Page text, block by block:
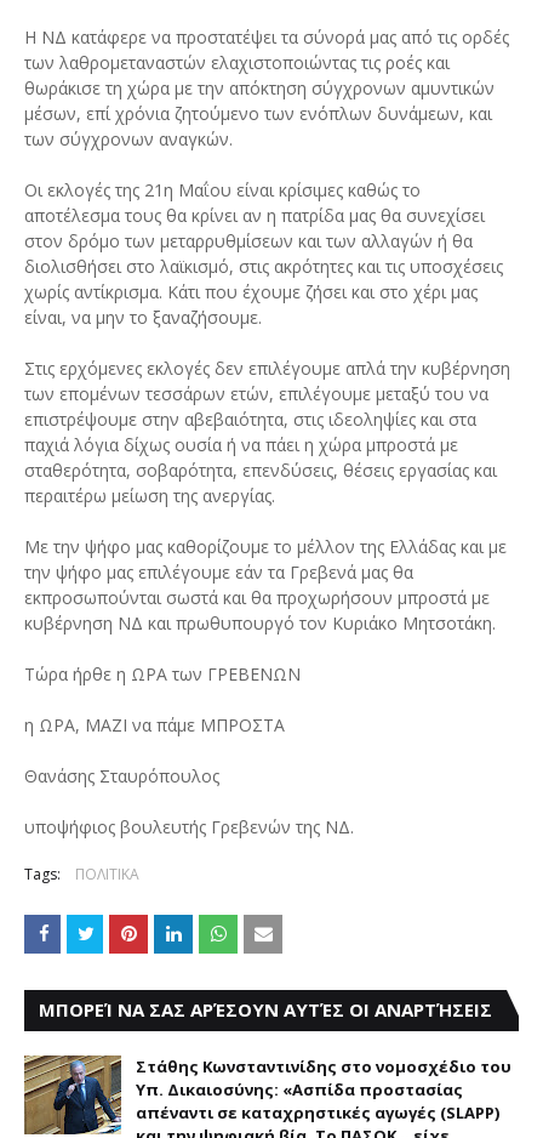
Η ΝΔ κατάφερε να προστατέψει τα σύνορά μας από τις ορδές
των λαθρομεταναστών ελαχιστοποιώντας τις ροές και
θωράκισε τη χώρα με την απόκτηση σύγχρονων αμυντικών
μέσων, επί χρόνια ζητούμενο των ενόπλων δυνάμεων, και
των σύγχρονων αναγκών.
Οι εκλογές της 21η Μαΐου είναι κρίσιμες καθώς το
αποτέλεσμα τους θα κρίνει αν η πατρίδα μας θα συνεχίσει
στον δρόμο των μεταρρυθμίσεων και των αλλαγών ή θα
διολισθήσει στο λαϊκισμό, στις ακρότητες και τις υποσχέσεις
χωρίς αντίκρισμα. Κάτι που έχουμε ζήσει και στο χέρι μας
είναι, να μην το ξαναζήσουμε.
Στις ερχόμενες εκλογές δεν επιλέγουμε απλά την κυβέρνηση
των επομένων τεσσάρων ετών, επιλέγουμε μεταξύ του να
επιστρέψουμε στην αβεβαιότητα, στις ιδεοληψίες και στα
παχιά λόγια δίχως ουσία ή να πάει η χώρα μπροστά με
σταθερότητα, σοβαρότητα, επενδύσεις, θέσεις εργασίας και
περαιτέρω μείωση της ανεργίας.
Με την ψήφο μας καθορίζουμε το μέλλον της Ελλάδας και με
την ψήφο μας επιλέγουμε εάν τα Γρεβενά μας θα
εκπροσωπούνται σωστά και θα προχωρήσουν μπροστά με
κυβέρνηση ΝΔ και πρωθυπουργό τον Κυριάκο Μητσοτάκη.
Τώρα ήρθε η ΩΡΑ των ΓΡΕΒΕΝΩΝ
η ΩΡΑ, ΜΑΖΙ να πάμε ΜΠΡΟΣΤΑ
Θανάσης Σταυρόπουλος
υποψήφιος βουλευτής Γρεβενών της ΝΔ.
Tags: ΠΟΛΙΤΙΚΑ
ΜΠΟΡΕΊ ΝΑ ΣΑΣ ΑΡΈΣΟΥΝ ΑΥΤΈΣ ΟΙ ΑΝΑΡΤΉΣΕΙΣ
Στάθης Κωνσταντινίδης στο νομοσχέδιο του
Υπ. Δικαιοσύνης: «Ασπίδα προστασίας
απέναντι σε καταχρηστικές αγωγές (SLAPP)